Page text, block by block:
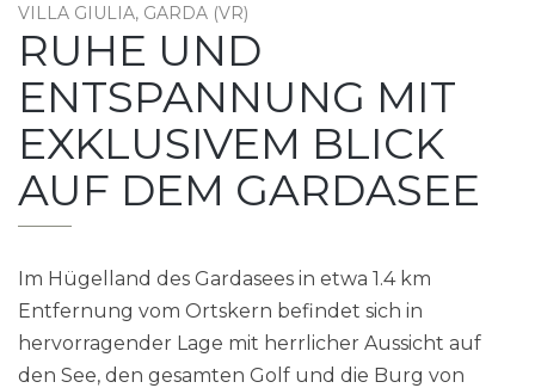
VILLA GIULIA, GARDA (VR)
RUHE UND
ENTSPANNUNG MIT
EXKLUSIVEM BLICK
AUF DEM GARDASEE
Im Hügelland des Gardasees in etwa 1.4 km
Entfernung vom Ortskern befindet sich in
hervorragender Lage mit herrlicher Aussicht auf
den See, den gesamten Golf und die Burg von